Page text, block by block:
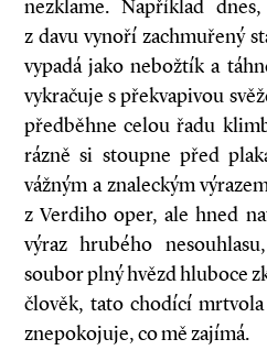
nezklame. Například
z davu vynoří zachmuřený
vypadá jako nebožtík a
vykračuje s překvapivou
předběhne celou řadu
rázně si stoupne před
vážným a znaleckým
z Verdiho oper, ale hned
výraz hrubého
soubor plný hvězd hluboce
člověk, tato chodící
znepokojuje, co mě zajímá.